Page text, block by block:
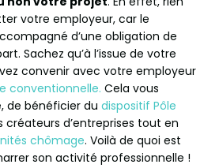
votre employeur, car le
d’une obligation de
Sachez qu’à l’issue de votre
convenir avec votre employeur
conventionnelle. Cela vous
de bénéficier du dispositif Pôle
créateurs d’entreprises tout en
chômage. Voilà de quoi est
son activité professionnelle !